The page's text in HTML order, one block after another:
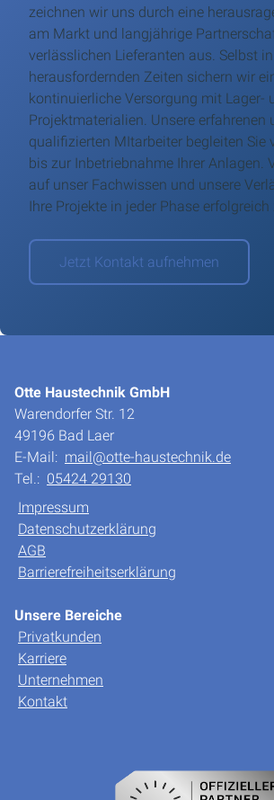
zeichnen wir uns durch eine
am Markt und langjährige
verlässlichen Lieferanten aus. Selbst in
herausfordernden Zeiten sichern wir
kontinuierliche Versorgung mit Lager-
Projektmaterialien. Unsere erfahrenen
qualifizierten MItarbeiter begleiten Sie
bis zur Inbetriebnahme Ihrer Anlagen.
auf unser Fachwissen und unsere
Ihre Projekte in jeder Phase erfolgreich
Jetzt Kontakt aufnehmen
Otte Haustechnik GmbH
Warendorfer Str. 12
49196 Bad Laer
E-Mail: mail@otte-haustechnik.de
Tel.: 05424 29130
Impressum
Datenschutzerklärung
AGB
Barrierefreiheitserklärung
Unsere Bereiche
Privatkunden
Karriere
Unternehmen
Kontakt